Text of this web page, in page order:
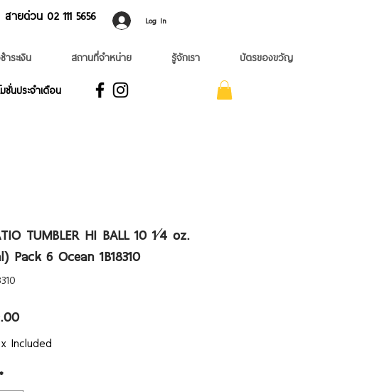
สายด่วน 02 ​111 5656 Log In
ำระเงิน สถานที่จำหน่าย รู้จักเรา บัตรของขวัญ
ชั่นประจำเดือน
TUMBLER HI BALL 10 1⁄4 oz.
Pack 6 Ocean 1B18310
Price
Included
*